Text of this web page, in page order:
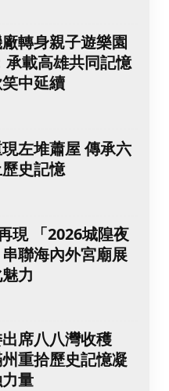
轉身親子遊樂園
承載高雄共同記憶
中延續
左堆蕭屋 傳承六
史記憶
現 「2026城隍夜
聯海內外宮廟展
力
席八八灣收穫
重拾歷史記憶凝
量